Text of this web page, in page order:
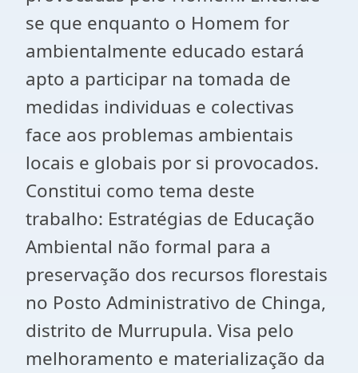
se que enquanto o Homem for
ambientalmente educado estará
apto a participar na tomada de
medidas individuas e colectivas
face aos problemas ambientais
locais e globais por si provocados.
Constitui como tema deste
trabalho: Estratégias de Educação
Ambiental não formal para a
preservação dos recursos florestais
no Posto Administrativo de Chinga,
distrito de Murrupula. Visa pelo
melhoramento e materialização da